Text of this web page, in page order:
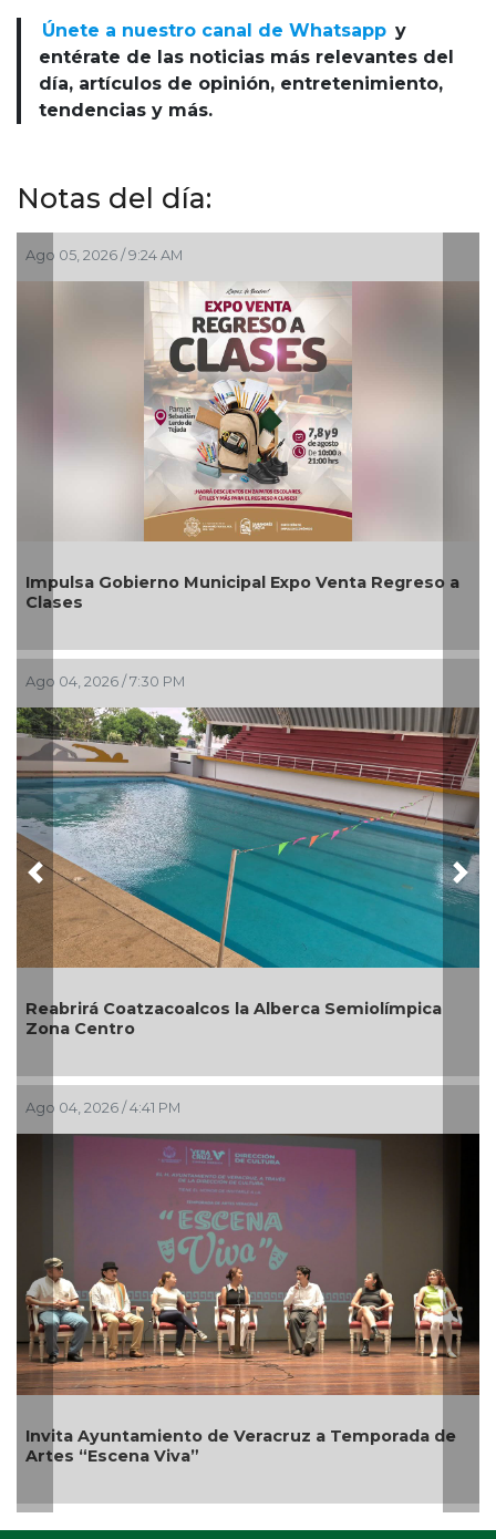
Únete a nuestro canal de Whatsapp y
entérate de las noticias más relevantes del
día, artículos de opinión, entretenimiento,
tendencias y más.
Notas del día:
Ago 05, 2026 / 9:24 AM
Impulsa Gobierno Municipal Expo Venta Regreso a
Clases
Ago 04, 2026 / 7:30 PM
Reabrirá Coatzacoalcos la Alberca Semiolímpica
Zona Centro
Ago 04, 2026 / 4:41 PM
Invita Ayuntamiento de Veracruz a Temporada de
Artes “Escena Viva”
Previous